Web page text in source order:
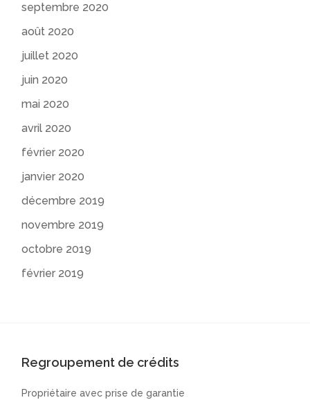
septembre 2020
août 2020
juillet 2020
juin 2020
mai 2020
avril 2020
février 2020
janvier 2020
décembre 2019
novembre 2019
octobre 2019
février 2019
Regroupement de crédits
Propriétaire avec prise de garantie